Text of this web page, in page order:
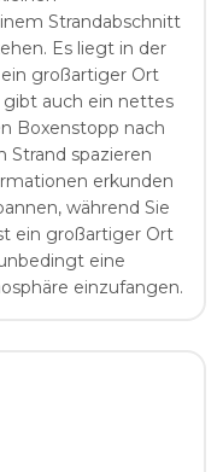
Strandabschnitt
Es liegt in der
großartiger Ort
gibt auch ein nettes
Boxenstopp nach
Strand spazieren
erkunden
während Sie
ein großartiger Ort
eine
einzufangen.